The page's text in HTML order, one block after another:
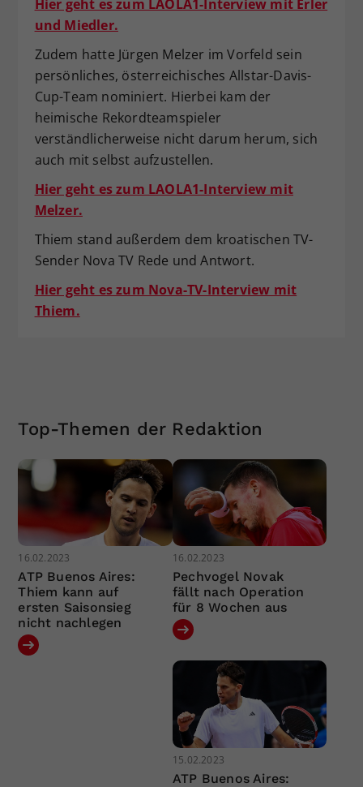
Hier geht es zum LAOLA1-Interview mit Erler
und Miedler.
Zudem hatte Jürgen Melzer im Vorfeld sein
persönliches, österreichisches Allstar-Davis-
Cup-Team nominiert. Hierbei kam der
heimische Rekordteamspieler
verständlicherweise nicht darum herum, sich
auch mit selbst aufzustellen.
Hier geht es zum LAOLA1-Interview mit
Melzer.
Thiem stand außerdem dem kroatischen TV-
Sender Nova TV Rede und Antwort.
Hier geht es zum Nova-TV-Interview mit
Thiem.
Top-Themen der Redaktion
16.02.2023
ATP Buenos Aires:
Thiem kann auf
ersten Saisonsieg
nicht nachlegen
16.02.2023
Pechvogel Novak
fällt nach Operation
für 8 Wochen aus
15.02.2023
ATP Buenos Aires: